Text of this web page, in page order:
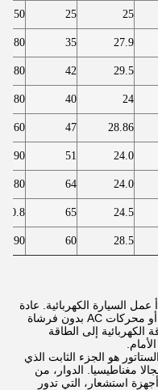
25
25
7.50
27.9
35
11.80
29.5
42
11.80
24
40
8.80
28.86
47
8.60
24.0
51
7.90
24.0
64
7.80
24.5
65
10.8
28.5
60
11.90
السيارة الكهربائية. عادة
ما تستخدم الدراجات النارية محركات DC أو محركات AC بدون فرشاة
إلى الطاقة
هو الجزء الثابت الذي
مغناطيسيا. الدوار، من
استشعار، التي تدور